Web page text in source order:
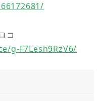
コ
g-F7Lesh9RzV6/